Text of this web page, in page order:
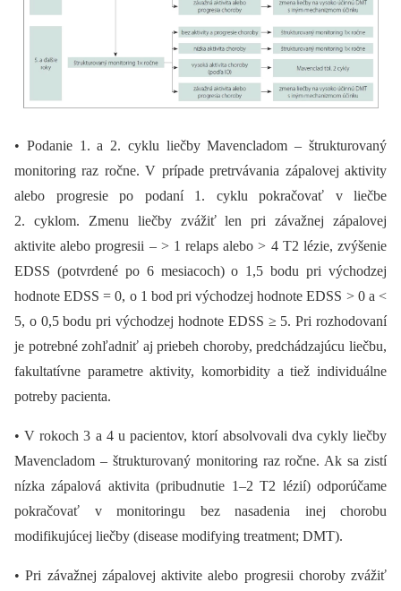
• Podanie 1. a 2. cyklu liečby Mavencladom –⁠ štrukturovaný
monitoring raz ročne. V prípade pretrvávania zápalovej aktivity
alebo progresie po podaní 1. cyklu pokračovať v liečbe
2. cyklom. Zmenu liečby zvážiť len pri závažnej zápalovej
aktivite alebo progresii –⁠ > 1 relaps alebo > 4 T2 lézie, zvýšenie
EDSS (potvrdené po 6 mesiacoch) o 1,5 bodu pri východzej
hodnote EDSS = 0, o 1 bod pri východzej hodnote EDSS > 0 a <
5, o 0,5 bodu pri východzej hodnote EDSS ≥ 5. Pri rozhodovaní
je potrebné zohľadniť aj priebeh choroby, predchádzajúcu liečbu,
fakultatívne parametre aktivity, komorbidity a tiež individuálne
potreby pacienta.
• V rokoch 3 a 4 u pacientov, ktorí absolvovali dva cykly liečby
Mavencladom –⁠ štrukturovaný monitoring raz ročne. Ak sa zistí
nízka zápalová aktivita (pribudnutie 1–2 T2 lézií) odporúčame
pokračovať v monitoringu bez nasadenia inej chorobu
modifikujúcej liečby (disease modifying treatment; DMT).
• Pri závažnej zápalovej aktivite alebo progresii choroby zvážiť